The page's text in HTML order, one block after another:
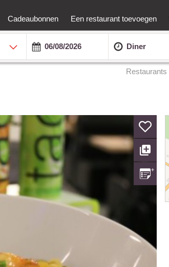
Cadeaubonnen Een restaurant toevoegen
Diner
Restaurants